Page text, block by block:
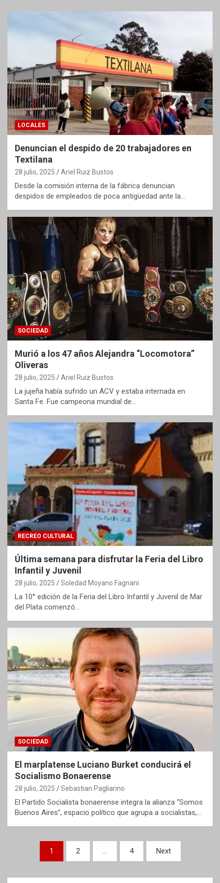
LOCALES
Denuncian el despido de 20 trabajadores en
Textilana
28 julio, 2025 Ariel Ruiz Bustos
Desde la comisión interna de la fábrica denuncian
despidos de empleados de poca antigüedad ante la…
SOCIEDAD
Murió a los 47 años Alejandra “Locomotora”
Oliveras
28 julio, 2025 Ariel Ruiz Bustos
La jujeña había sufrido un ACV y estaba internada en
Santa Fe. Fue campeona mundial de…
RECREO CULTURAL
Última semana para disfrutar la Feria del Libro
Infantil y Juvenil
28 julio, 2025 Soledad Moyano Fagnani
La 10° edición de la Feria del Libro Infantil y Juvenil de Mar
del Plata comenzó…
SOCIEDAD
El marplatense Luciano Burket conducirá el
Socialismo Bonaerense
28 julio, 2025 Sebastian Pagliarino
El Partido Socialista bonaerense integra la alianza “Somos
Buenos Aires”, espacio político que agrupa a socialistas,…
Paginación
entradas
1 2 4 Next